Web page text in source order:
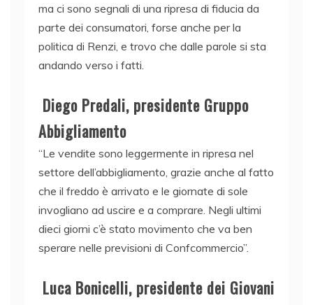
ma ci sono segnali di una ripresa di fiducia da
parte dei consumatori, forse anche per la
politica di Renzi, e trovo che dalle parole si sta
andando verso i fatti.
Diego Predali, presidente Gruppo
Abbigliamento
“Le vendite sono leggermente in ripresa nel
settore dell’abbigliamento, grazie anche al fatto
che il freddo è arrivato e le giornate di sole
invogliano ad uscire e a comprare. Negli ultimi
dieci giorni c’è stato movimento che va ben
sperare nelle previsioni di Confcommercio”.
Luca Bonicelli, presidente dei Giovani